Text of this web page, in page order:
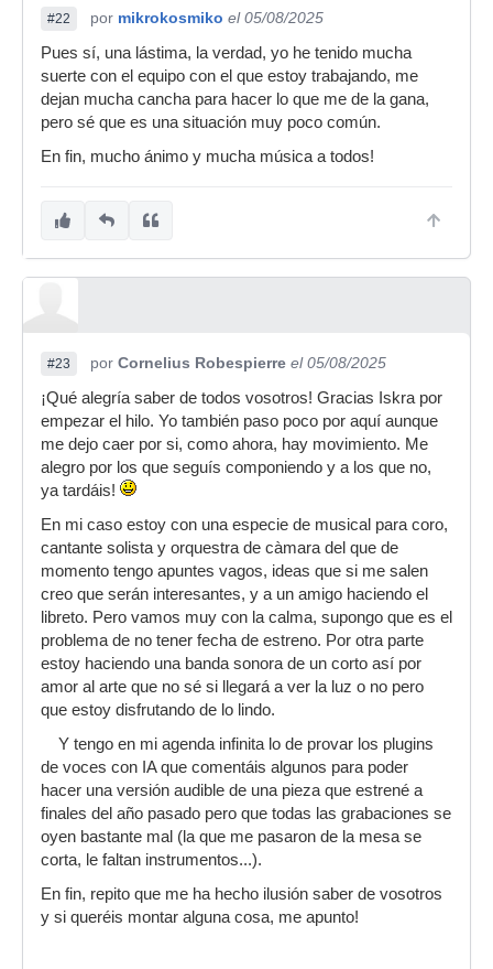
#22 por mikrokosmiko el 05/08/2025
Pues sí, una lástima, la verdad, yo he tenido mucha
suerte con el equipo con el que estoy trabajando, me
dejan mucha cancha para hacer lo que me de la gana,
pero sé que es una situación muy poco común.
En fin, mucho ánimo y mucha música a todos!
#23 por Cornelius Robespierre el 05/08/2025
¡Qué alegría saber de todos vosotros! Gracias Iskra por
empezar el hilo. Yo también paso poco por aquí aunque
me dejo caer por si, como ahora, hay movimiento. Me
alegro por los que seguís componiendo y a los que no,
ya tardáis!
En mi caso estoy con una especie de musical para coro,
cantante solista y orquestra de càmara del que de
momento tengo apuntes vagos, ideas que si me salen
creo que serán interesantes, y a un amigo haciendo el
libreto. Pero vamos muy con la calma, supongo que es el
problema de no tener fecha de estreno. Por otra parte
estoy haciendo una banda sonora de un corto así por
amor al arte que no sé si llegará a ver la luz o no pero
que estoy disfrutando de lo lindo.
Y tengo en mi agenda infinita lo de provar los plugins
de voces con IA que comentáis algunos para poder
hacer una versión audible de una pieza que estrené a
finales del año pasado pero que todas las grabaciones se
oyen bastante mal (la que me pasaron de la mesa se
corta, le faltan instrumentos...).
En fin, repito que me ha hecho ilusión saber de vosotros
y si queréis montar alguna cosa, me apunto!